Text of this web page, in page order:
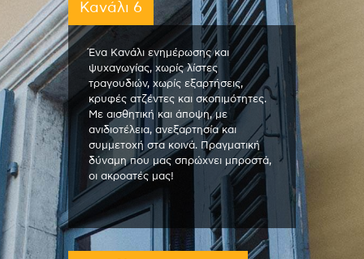
Κανάλι 6
Ένα Κανάλι ενημέρωσης και
ψυχαγωγίας, χωρίς λίστες
τραγουδιών, χωρίς εξαρτήσεις,
κρυφές ατζέντες και σκοπιμότητες.
Με αισθητική και άποψη, με
ανιδιοτέλεια, ανεξαρτησία και
συμμετοχή στα κοινά. Πραγματική
δύναμη που μας σπρώχνει μπροστά,
οι ακροατές μας!